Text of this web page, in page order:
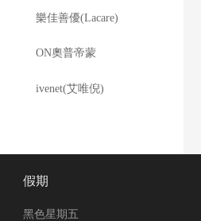
樂佳善優(Lacare)
ON奧普帝蒙
ivenet(艾唯倪)
假期
黑色星期五